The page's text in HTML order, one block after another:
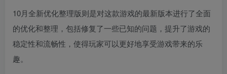
10月全新优化整理版则是对这款游戏的最新版本进行了全面
的优化和整理，包括修复了一些已知的问题，提升了游戏的
稳定性和流畅性，使得玩家可以更好地享受游戏带来的乐
趣。